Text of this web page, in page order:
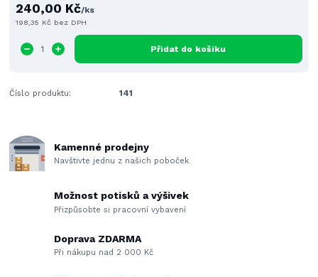
240,00 Kč/ks
198,35 Kč bez DPH
Přidat do košíku
Číslo produktu: 141
Kamenné prodejny
Navštivte jednu z našich poboček
Možnost potisků a výšivek
Přizpůsobte si pracovní vybavení
Doprava ZDARMA
Při nákupu nad 2 000 Kč